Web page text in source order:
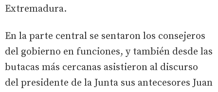
Extremadura.
En la parte central se sentaron los consejeros
del gobierno en funciones, y también desde las
butacas más cercanas asistieron al discurso
del presidente de la Junta sus antecesores Juan